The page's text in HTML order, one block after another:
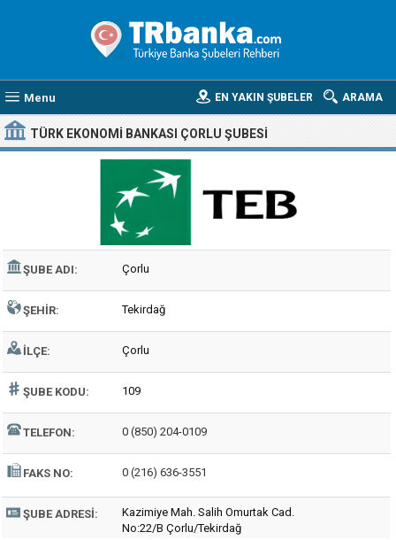
Menu ARAMA
EN YAKIN ŞUBELER
TÜRK EKONOMI BANKASI ÇORLU ŞUBESI
ŞUBE ADI: Çorlu
ŞEHIR: Tekirdağ
İLÇE: Çorlu
ŞUBE KODU: 109
TELEFON: 0 (850) 204-0109
FAKS NO: 0 (216) 636-3551
ŞUBE ADRESI:
Kazimiye Mah. Salih Omurtak Cad.
No:22/B Çorlu/Tekirdağ